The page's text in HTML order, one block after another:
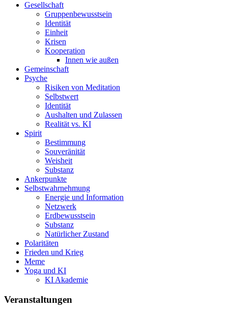
Gesellschaft
Gruppenbewusstsein
Identität
Einheit
Krisen
Kooperation
Innen wie außen
Gemeinschaft
Psyche
Risiken von Meditation
Selbstwert
Identität
Aushalten und Zulassen
Realität vs. KI
Spirit
Bestimmung
Souveränität
Weisheit
Substanz
Ankerpunkte
Selbstwahrnehmung
Energie und Information
Netzwerk
Erdbewusstsein
Substanz
Natürlicher Zustand
Polaritäten
Frieden und Krieg
Meme
Yoga und KI
KI Akademie
Veranstaltungen